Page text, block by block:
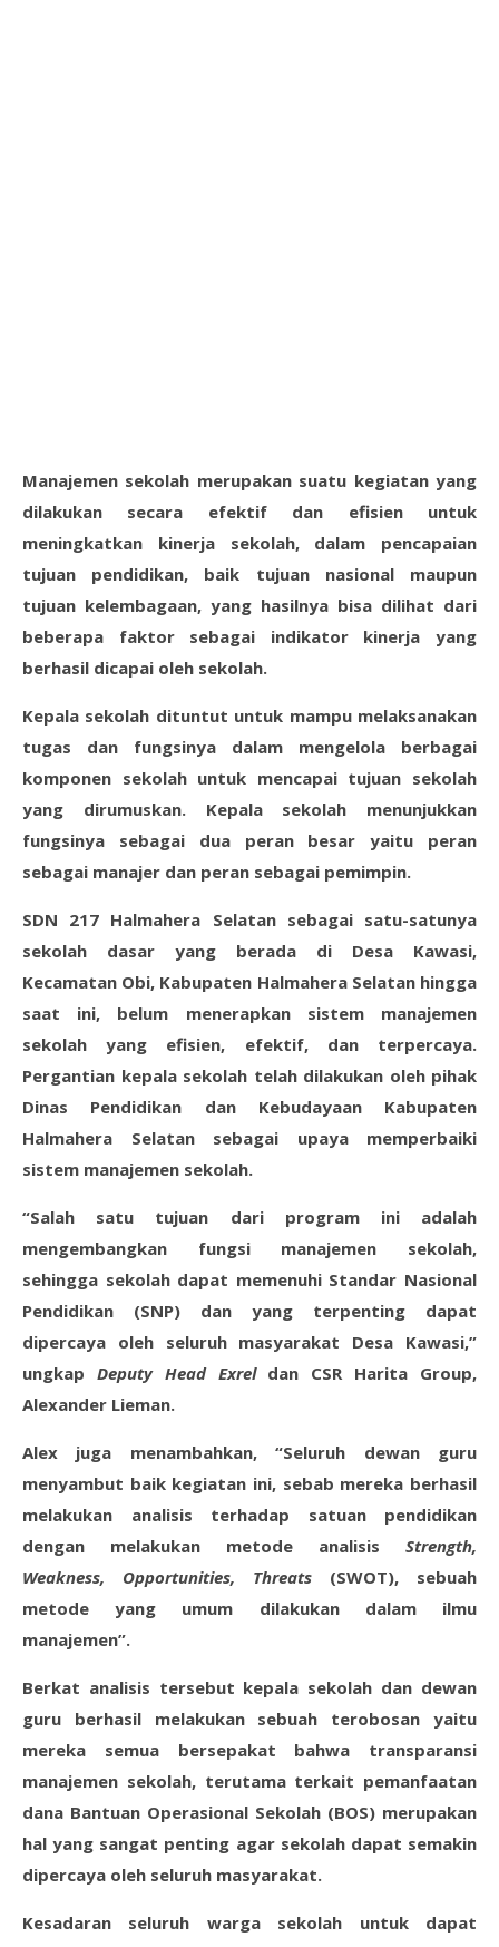
Manajemen sekolah merupakan suatu kegiatan yang
dilakukan secara efektif dan efisien untuk
meningkatkan kinerja sekolah, dalam pencapaian
tujuan pendidikan, baik tujuan nasional maupun
tujuan kelembagaan, yang hasilnya bisa dilihat dari
beberapa faktor sebagai indikator kinerja yang
berhasil dicapai oleh sekolah.
Kepala sekolah dituntut untuk mampu melaksanakan
tugas dan fungsinya dalam mengelola berbagai
komponen sekolah untuk mencapai tujuan sekolah
yang dirumuskan. Kepala sekolah menunjukkan
fungsinya sebagai dua peran besar yaitu peran
sebagai manajer dan peran sebagai pemimpin.
SDN 217 Halmahera Selatan sebagai satu-satunya
sekolah dasar yang berada di Desa Kawasi,
Kecamatan Obi, Kabupaten Halmahera Selatan hingga
saat ini, belum menerapkan sistem manajemen
sekolah yang efisien, efektif, dan terpercaya.
Pergantian kepala sekolah telah dilakukan oleh pihak
Dinas Pendidikan dan Kebudayaan Kabupaten
Halmahera Selatan sebagai upaya memperbaiki
sistem manajemen sekolah.
“Salah satu tujuan dari program ini adalah
mengembangkan fungsi manajemen sekolah,
sehingga sekolah dapat memenuhi Standar Nasional
Pendidikan (SNP) dan yang terpenting dapat
dipercaya oleh seluruh masyarakat Desa Kawasi,”
ungkap Deputy Head Exreldan CSR Harita Group,
Alexander Lieman.
Alex juga menambahkan, “Seluruh dewan guru
menyambut baik kegiatan ini, sebab mereka berhasil
melakukan analisis terhadap satuan pendidikan
dengan melakukan metode analisis Strength,
Weakness, Opportunities, Threats (SWOT), sebuah
metode yang umum dilakukan dalam ilmu
manajemen”.
Berkat analisis tersebut kepala sekolah dan dewan
guru berhasil melakukan sebuah terobosan yaitu
mereka semua bersepakat bahwa transparansi
manajemen sekolah, terutama terkait pemanfaatan
dana Bantuan Operasional Sekolah (BOS) merupakan
hal yang sangat penting agar sekolah dapat semakin
dipercaya oleh seluruh masyarakat.
Kesadaran seluruh warga sekolah untuk dapat